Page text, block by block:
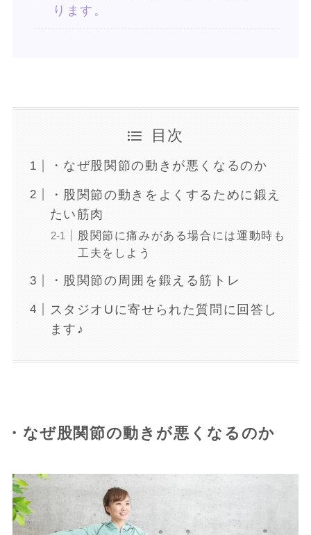
ります。
目次
・なぜ股関節の動きが悪くなるのか
・股関節の動きをよくするために鍛え
たい筋肉
股関節に痛みがある場合には運動時も
工夫をしよう
・股関節の周囲を鍛える筋トレ
スタジオUに寄せられた質問に回答し
ます♪
・なぜ股関節の動きが悪くなるのか